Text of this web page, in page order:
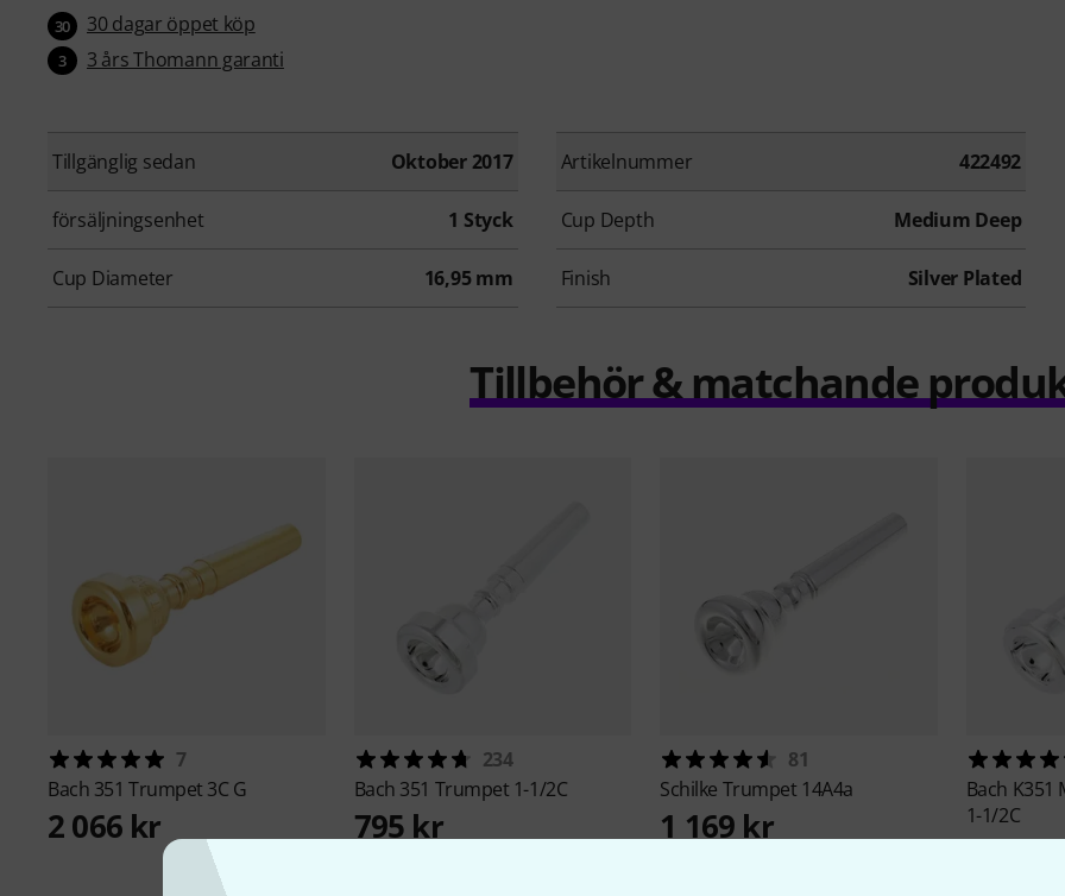
30 30 dagar öppet köp
3 3 års Thomann garanti
Tillgänglig sedan Oktober 2017 Artikelnummer 422492
försäljningsenhet 1 Styck Cup Depth Medium Deep
Cup Diameter 16,95 mm Finish Silver Plated
Tillbehör & matchande
7
Bach 351 Trumpet 3C G
2 066 kr
234
Bach 351 Trumpet 1-1/2C
795 kr
81
Schilke Trumpet 14A4a
1 169 kr
Bach K351
1-1/2C
1 489